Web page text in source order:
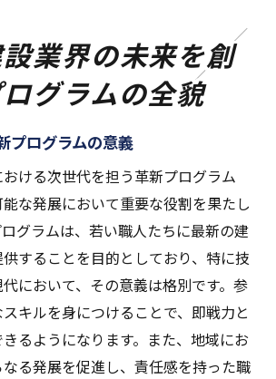
自の研修プログラムの国際的評価
プログラムの具体的な取り組み
を導入した実践的な研修内容
で地域経済に貢献する方法
が直面する課題とその解決策
建設業界における人材育成の重要
な講師陣による質の高い教育
業界の未来を創
グラムの全貌
プログラムの意義
ける次世代を担う革新プログラム
な発展において重要な役割を果たし
グラムは、若い職人たちに最新の建
することを目的としており、特に技
において、その意義は格別です。参
キルを身につけることで、即戦力と
るようになります。また、地域にお
る発展を促進し、責任感を持った職